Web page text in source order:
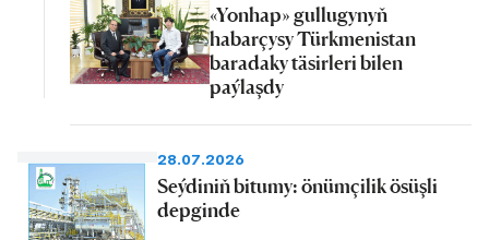
«Yonhap» gullugynyň
habarçysy Türkmenistan
baradaky täsirleri bilen
paýlaşdy
28.07.2026
Seýdiniň bitumy: önümçilik ösüşli
depginde